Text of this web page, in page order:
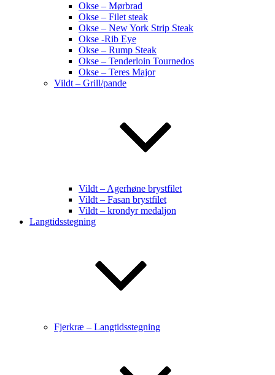
Okse – Mørbrad
Okse – Filet steak
Okse – New York Strip Steak
Okse -Rib Eye
Okse – Rump Steak
Okse – Tenderloin Tournedos
Okse – Teres Major
Vildt – Grill/pande
Vildt – Agerhøne brystfilet
Vildt – Fasan brystfilet
Vildt – krondyr medaljon
Langtidsstegning
Fjerkræ – Langtidsstegning